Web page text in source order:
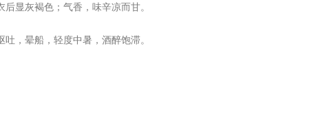
显灰褐色；气香，味辛凉而甘。
，晕船，轻度中暑，酒醉饱滞。